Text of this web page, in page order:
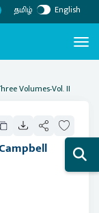
தமிழ் English
Volumes-Vol. II